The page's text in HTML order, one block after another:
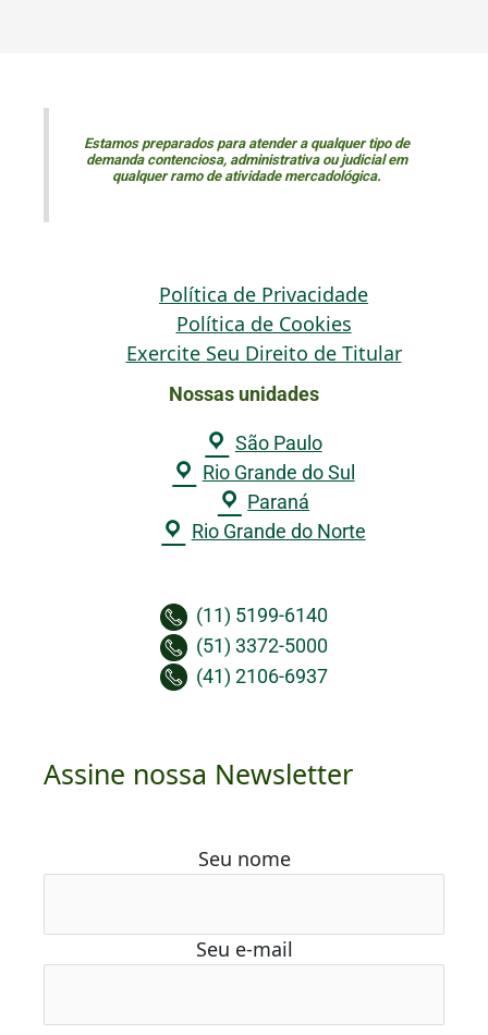
Estamos preparados para atender a qualquer tipo de
demanda contenciosa, administrativa ou judicial em
qualquer ramo de atividade mercadológica.
Política de Privacidade
Política de Cookies
Exercite Seu Direito de Titular
Nossas unidades
São Paulo
Rio Grande do Sul
Paraná
Rio Grande do Norte
(11) 5199-6140
(51) 3372-5000
(41) 2106-6937
Assine nossa Newsletter
Seu nome
Seu e-mail